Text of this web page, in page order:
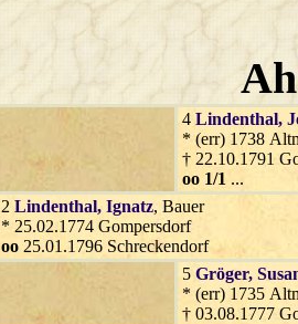
4 Lindenthal,
* (err) 1738
† 22.10.1791
oo 1/1 ...
2 Lindenthal, Ignatz, Bauer
* 25.02.1774 Gompersdorf
oo 25.01.1796 Schreckendorf
5 Gröger,
* (err) 1735
† 03.08.1777